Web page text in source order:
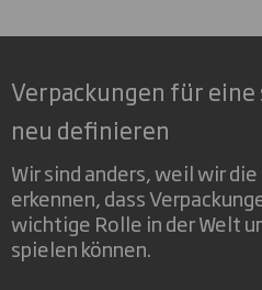
Verpackungen für
neu definieren
Wir sind anders, weil wir die
erkennen, dass
wichtige Rolle in der Welt
spielen können.